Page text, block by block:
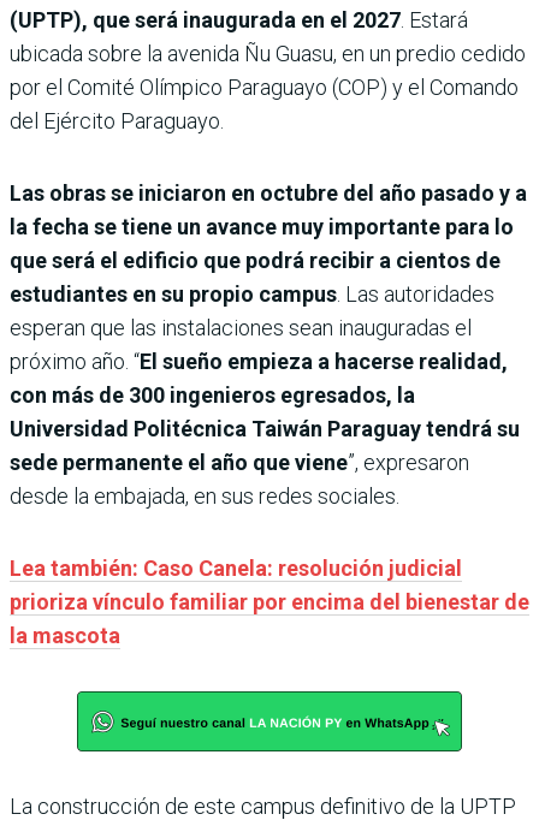
(UPTP), que será inaugurada en el 2027 . Estará
ubicada sobre la avenida Ñu Guasu, en un predio cedido
por el Comité Olímpico Paraguayo (COP) y el Comando
del Ejército Paraguayo.
Las obras se iniciaron en octubre del año pasado y a
la fecha se tiene un avance muy importante para lo
que será el edificio que podrá recibir a cientos de
estudiantes en su propio campus . Las autoridades
esperan que las instalaciones sean inauguradas el
próximo año. “El sueño empieza a hacerse realidad,
con más de 300 ingenieros egresados, la
Universidad Politécnica Taiwán Paraguay tendrá su
sede permanente el año que viene”, expresaron
desde la embajada, en sus redes sociales.
Lea también: Caso Canela: resolución judicial
prioriza vínculo familiar por encima del bienestar de
la mascota
La construcción de este campus definitivo de la UPTP